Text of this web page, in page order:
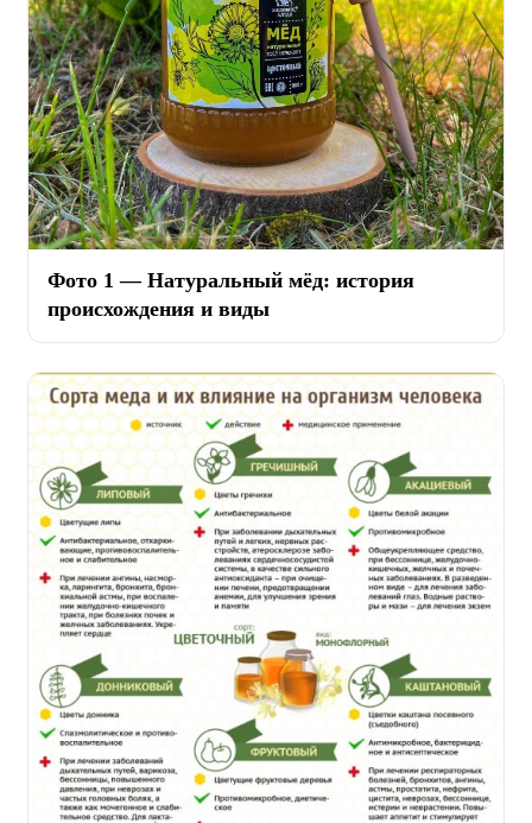
Фото 1 — Натуральный мёд: история
происхождения и виды